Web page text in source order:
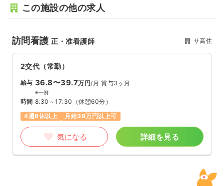
この施設の他の求人
訪問看護正・准看護師 サ高住
2交代（常勤）
給与 36.8〜39.7万円/月 賞与3ヶ月
※一例
時間 8:30～17:30 （休憩60分）
4週8休以上
月給39万円以上可
気になる 詳細を見る